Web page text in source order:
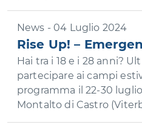
News - 04 Luglio 2024
Rise Up! –
Hai tra i 18 e i 28 anni?
partecipare ai campi
programma il 22-30
Montalto di Castro